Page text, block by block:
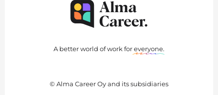
A better world of work foreveryone.
© Alma Career Oy and its subsidiaries